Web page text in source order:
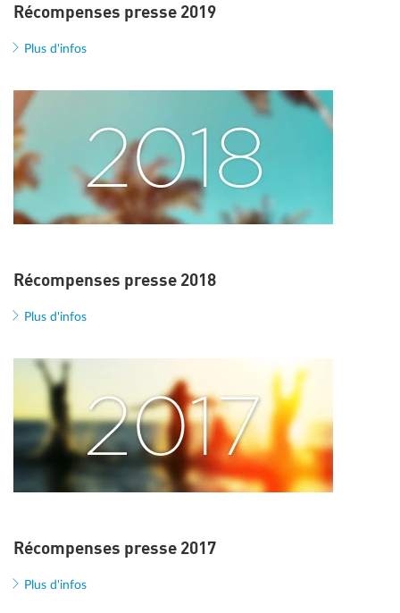
Récompenses presse 2019
Plus d'infos
Récompenses presse 2018
Plus d'infos
Récompenses presse 2017
Plus d'infos